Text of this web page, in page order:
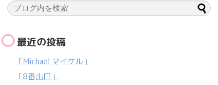
最近の投稿
「Michael マイケル」
「8番出口」